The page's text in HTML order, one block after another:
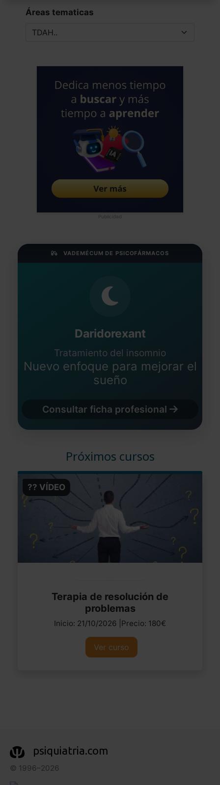
Áreas tematicas
Publicidad
VADEMÉCUM DE PSICOFÁRMACOS
Daridorexant
Tratamiento del insomnio
Nuevo enfoque para mejorar el
sueño
Consultar ficha profesional
Próximos cursos
?? VÍDEO
Terapia de resolución de
problemas
Inicio: 21/10/2026 |Precio: 180€
Ver curso
psiquiatria.com
© 1996–2026